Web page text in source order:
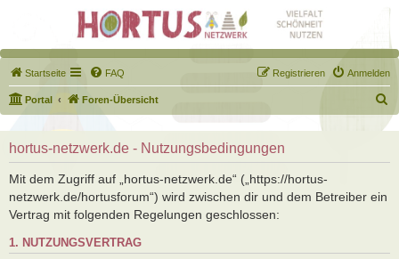
Startseite FAQ Anmelden
Registrieren
Portal Foren-Übersicht
u
h
hortus-netzwerk.de - Nutzungsbedingungen
Mit dem Zugriff auf „hortus-netzwerk.de“ („https://hortus-
netzwerk.de/hortusforum“) wird zwischen dir und dem Betreiber ein
Vertrag mit folgenden Regelungen geschlossen:
1. NUTZUNGSVERTRAG